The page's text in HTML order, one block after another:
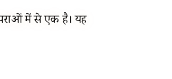
में से एक है। यह